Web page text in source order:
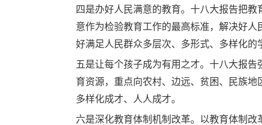
四是办好人民满意的教育。十八大报告把
意作为检验教育工作的最高标准，解决好
好满足人民群众多层次、多形式、多样化的
五是让每个孩子成为有用之才。十八大报
育资源，重点向农村、边远、贫困、民族
多样化成才、人人成才。
六是深化教育体制机制改革。以教育体制